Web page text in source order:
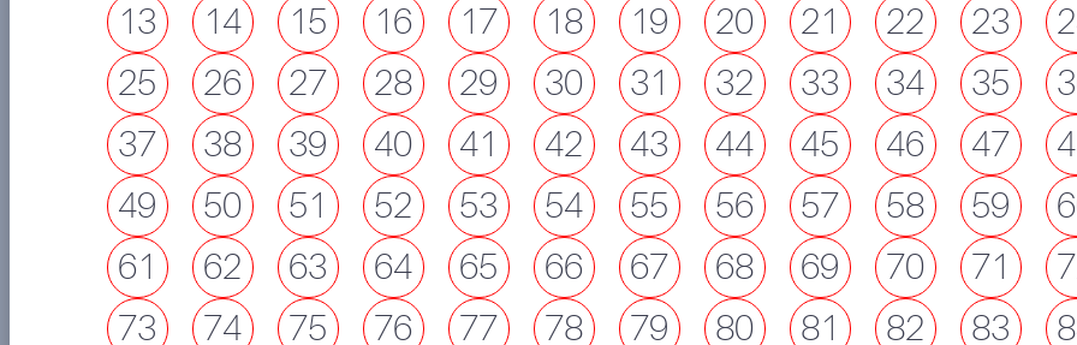
13
14 15 16 17 18 19 20 21 22 23
25
26 27 28 29 30 31 32 33 34 35
37
38 39 40 41 42 43 44 45 46 47
49
50 51 52 53 54 55 56 57 58 59
61
62 63 64 65 66 67 68 69 70 71
73
74 75 76 77 78 79 80 81 82 83